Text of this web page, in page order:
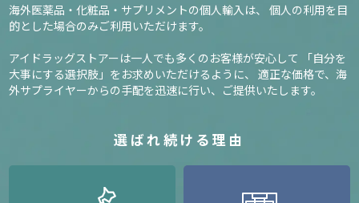
海外医薬品・化粧品・サプリメントの個人輸入は、
個人の利用を目
的とした場合のみご利用いただけます。
アイドラッグストアーは一人でも多くのお客様が安心して
「自分を
大事にする選択肢」をお求めいただけるように、
適正な価格で、海
外サプライヤーからの手配を迅速に行い、ご提供いたします。
選ばれ続ける理由